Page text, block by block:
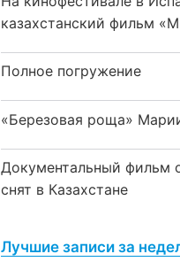
казахстанский фильм
Полное погружение
«Березовая роща»
Документальный фильм
снят в Казахстане
Лучшие записи за